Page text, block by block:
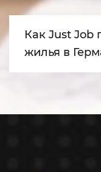
Как Just Job
жилья в